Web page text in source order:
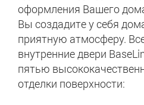
оформления Вашего
Вы создадите у себя
приятную атмосферу.
внутренние двери
пятью
отделки поверхности: